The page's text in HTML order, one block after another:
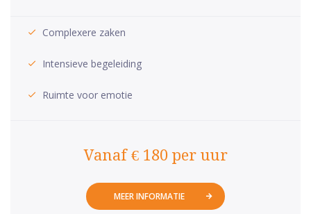
Complexere zaken
Intensieve begeleiding
Ruimte voor emotie
Vanaf € 180 per uur
MEER INFORMATIE